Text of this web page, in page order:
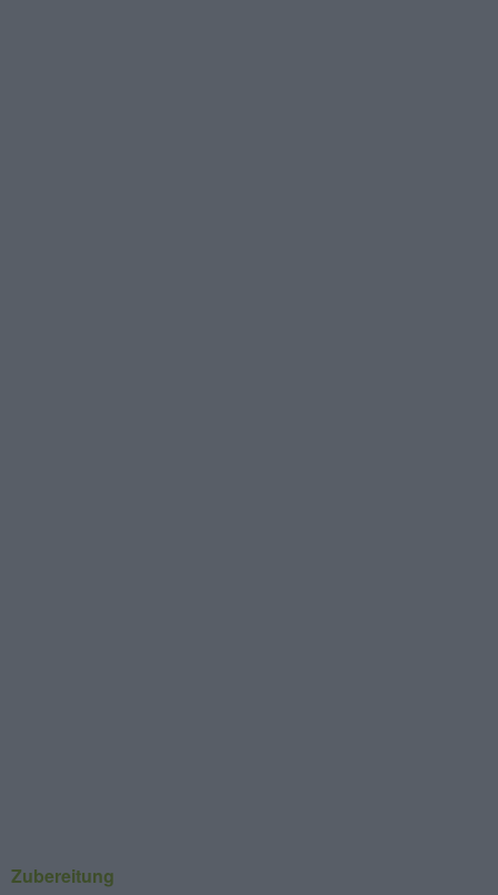
Zubereitung